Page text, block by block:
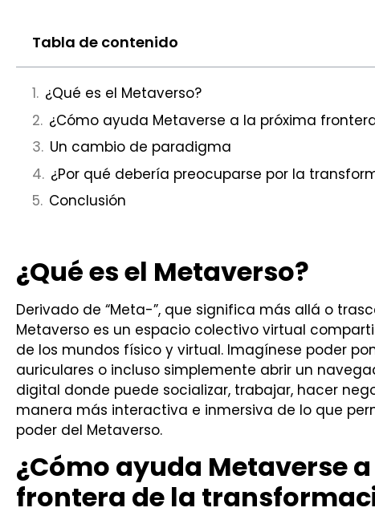
Tabla de contenido
¿Qué es el Metaverso?
¿Cómo ayuda Metaverse a la próxima
Un cambio de paradigma
¿Por qué debería preocuparse por la
Conclusión
¿Qué es el Metaverso?
Derivado de “Meta-”, que significa más allá o
Metaverso es un espacio colectivo virtual
de los mundos físico y virtual. Imagínese poder
auriculares o incluso simplemente abrir un
digital donde puede socializar, trabajar, hacer
manera más interactiva e inmersiva de lo que
poder del Metaverso.
¿Cómo ayuda Metaverse
frontera de la